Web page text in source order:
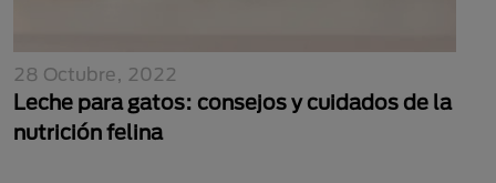
28 Octubre, 2022
Leche para gatos: consejos y cuidados de la
nutrición felina